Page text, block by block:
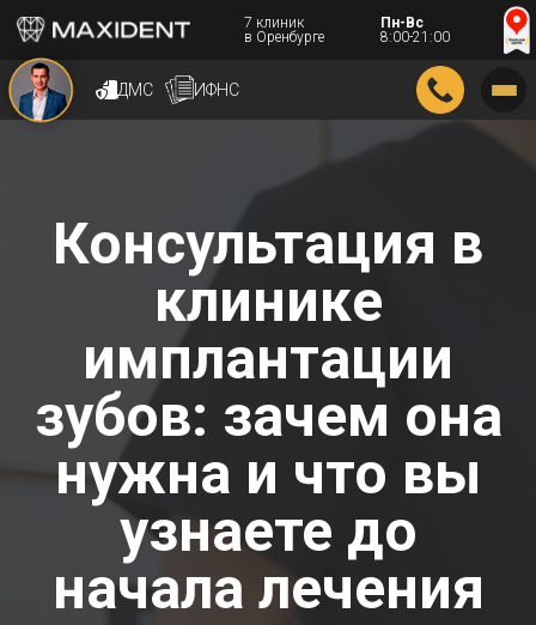
7 клиник
в Оренбурге
Пн-Вс
8:00-21:00
ИФНС
ДМС
Консультация в
клинике
имплантации
зубов: зачем она
нужна и что вы
узнаете до
начала лечения